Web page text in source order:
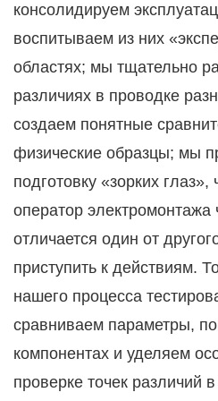
консолидируем
воспитываем из них
областях; мы тщательно
различиях в проводке
создаем понятные
физические образцы; мы
подготовку «зорких
оператор электромонтажа
отличается один от
приступить к действиям.
нашего процесса
сравниваем параметры,
компонентах и ​​уделяем
проверке точек различий